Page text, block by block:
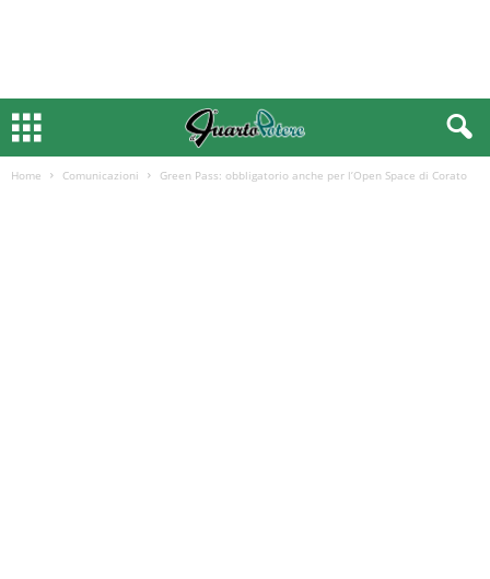
Home Comunicazioni Green Pass: obbligatorio anche per l’Open Space di Corato